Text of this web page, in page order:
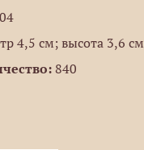
4,5 см; высота 3,6 см
840